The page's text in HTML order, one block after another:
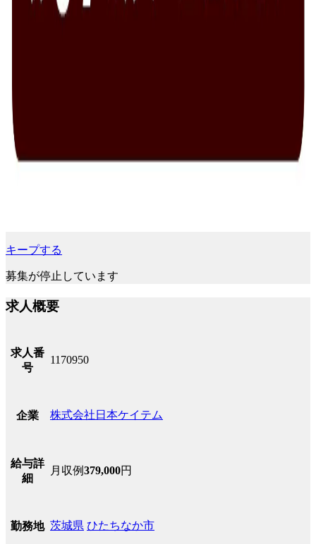
キープする
募集が停止しています
求人概要
求人番
号
1170950
企業 株式会社日本ケイテム
給与詳
細
月収例379,000円
勤務地 茨城県 ひたちなか市